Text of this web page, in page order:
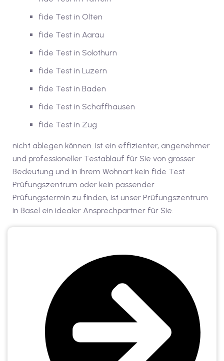
mit Gutschein
mit
den fide-Test
fide Test in Olten
fide Test in Aarau
fide Test in Solothurn
fide Test in Luzern
fide Test in Baden
fide Test in Schaffhausen
fide Test in Zug
nicht ablegen können. Ist ein effizienter, angenehmer
und professioneller Testablauf für Sie von grosser
Bedeutung und in Ihrem Wohnort kein fide Test
Prüfungszentrum oder kein passender
Prüfungstermin zu finden, ist unser Prüfungszentrum
in Basel ein idealer Ansprechpartner für Sie.